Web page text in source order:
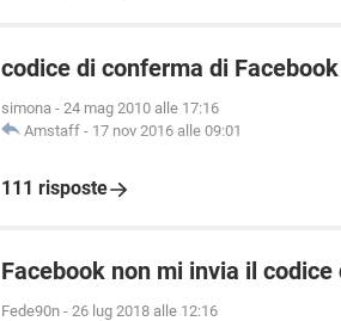
codice di conferma di Facebook
simona - 24 mag 2010 alle 17:16
Amstaff - 17 nov 2016 alle 09:01
111 risposte
Facebook non mi invia il codice
Fede90n - 26 lug 2018 alle 12:16